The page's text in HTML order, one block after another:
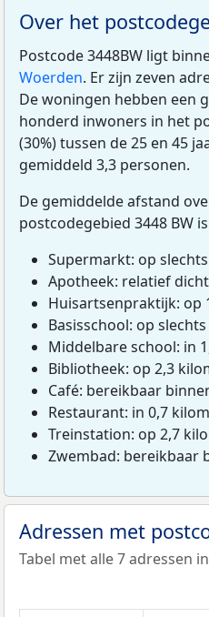
Over het
Postcode 3448BW ligt
Woerden. Er zijn zeven
De woningen hebben een
honderd inwoners in het
(30%) tussen de 25 en 45
gemiddeld 3,3 personen.
De gemiddelde afstand
postcodegebied 3448 BW
Supermarkt: op
Apotheek: relatief
Huisartsenpraktijk: op
Basisschool: op
Middelbare school: in
Bibliotheek: op 2,3
Café: bereikbaar
Restaurant: in 0,7
Treinstation: op 2,7
Zwembad: bereikbaar
Adressen met
Tabel met alle 7 adressen